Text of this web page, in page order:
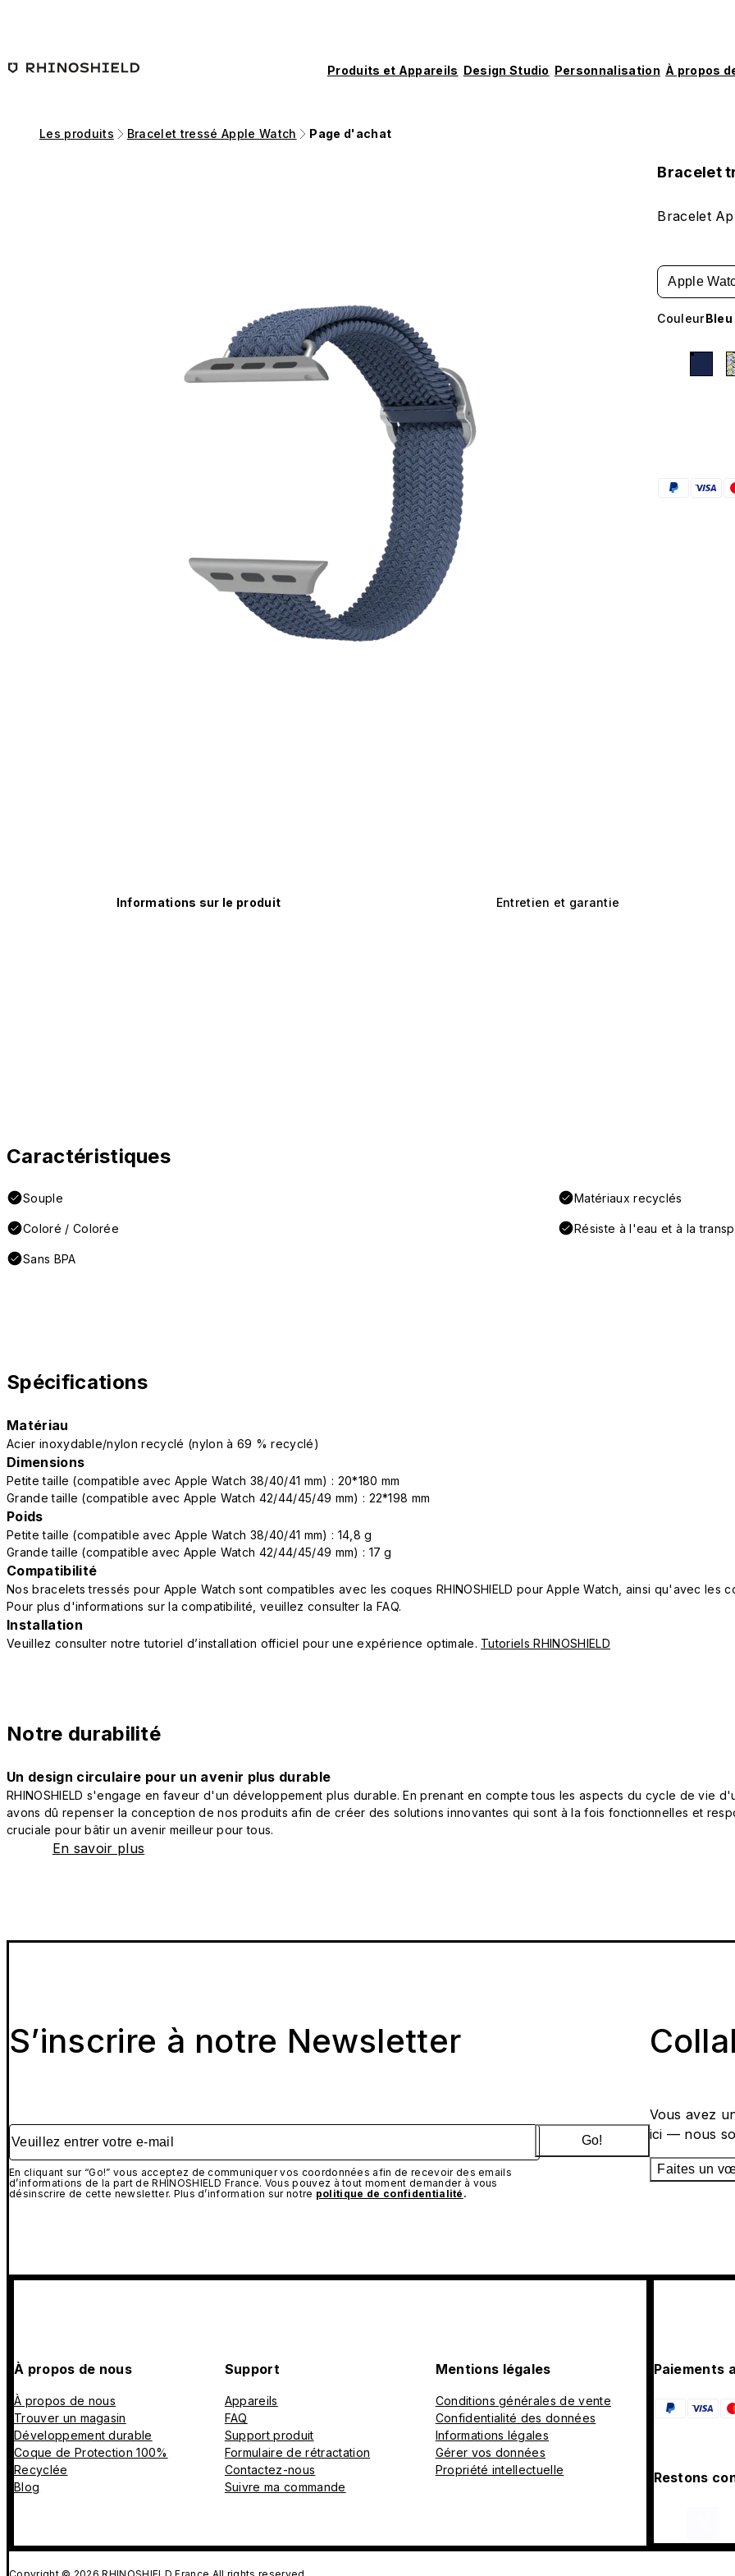
Produits et Appareils Design Studio Personnalisation À propos
Les produits Bracelet tressé Apple Watch Page d'achat
Bracelet
Bracelet
Apple
Couleur
Informations sur le produit Entretien et garantie
Caractéristiques
Souple Matériaux recyclés
Coloré / Colorée Résiste à l'eau et à la
Sans BPA
Spécifications
Matériau
Acier inoxydable/nylon recyclé (nylon à 69 % recyclé)
Dimensions
Petite taille (compatible avec Apple Watch 38/40/41 mm) : 20*180 mm
Grande taille (compatible avec Apple Watch 42/44/45/49 mm) : 22*198 mm
Poids
Petite taille (compatible avec Apple Watch 38/40/41 mm) : 14,8 g
Grande taille (compatible avec Apple Watch 42/44/45/49 mm) : 17 g
Compatibilité
Nos bracelets tressés pour Apple Watch sont compatibles avec les coques RHINOSHIELD pour Apple Watch, ainsi qu'avec les
Pour plus d'informations sur la compatibilité, veuillez consulter la FAQ.
Installation
Veuillez consulter notre tutoriel d’installation officiel pour une expérience optimale. Tutoriels RHINOSHIELD
Notre durabilité
Un design circulaire pour un avenir plus durable
RHINOSHIELD s'engage en faveur d'un développement plus durable. En prenant en compte tous les aspects du cycle de vie
avons dû repenser la conception de nos produits afin de créer des solutions innovantes qui sont à la fois fonctionnelles et
cruciale pour bâtir un avenir meilleur pour tous.
En savoir plus
S’inscrire à notre Newsletter
Veuillez entrer votre e-mail
En cliquant sur “Go!” vous acceptez de communiquer vos coordonnées afin de recevoir des emails
d’informations de la part de RHINOSHIELD France. Vous pouvez à tout moment demander à vous
désinscrire de cette newsletter. Plus d’information sur notre politique de confidentialité .
Go!
Vous avez
ici — nous
Faites un
À propos de nous
À propos de nous
Trouver un magasin
Développement durable
Coque de Protection 100%
Recyclée
Blog
Support
Appareils
FAQ
Support produit
Formulaire de rétractation
Contactez-nous
Suivre ma commande
Mentions légales
Conditions générales de vente
Confidentialité des données
Informations légales
Gérer vos données
Propriété intellectuelle
Paiements
Restons